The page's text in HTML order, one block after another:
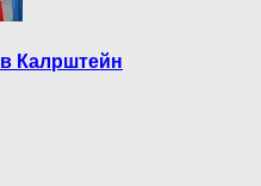
Калрштейн